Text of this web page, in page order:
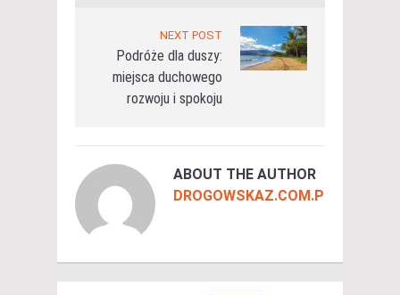
NEXT POST
Podróże dla duszy:
miejsca duchowego
rozwoju i spokoju
ABOUT THE AUTHOR
DROGOWSKAZ.COM.PL